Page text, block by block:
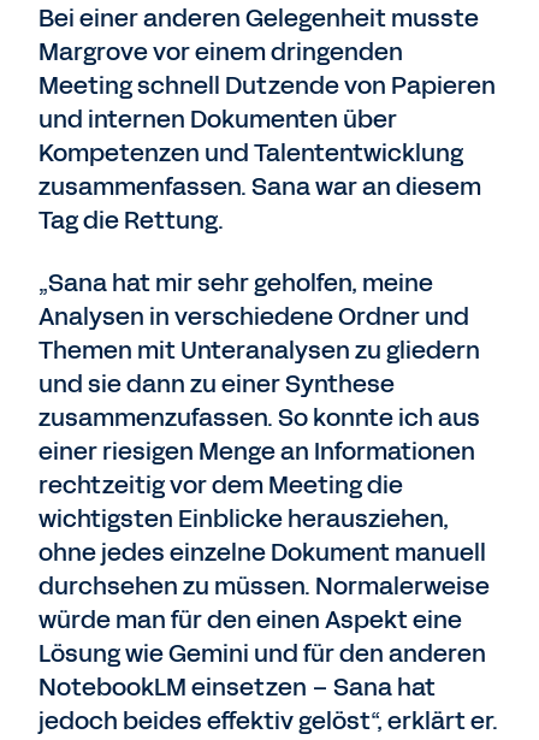
Bei einer anderen Gelegenheit musste
Margrove vor einem dringenden
Meeting schnell Dutzende von Papieren
und internen Dokumenten über
Kompetenzen und Talententwicklung
zusammenfassen. Sana war an diesem
Tag die Rettung.
„Sana hat mir sehr geholfen, meine
Analysen in verschiedene Ordner und
Themen mit Unteranalysen zu gliedern
und sie dann zu einer Synthese
zusammenzufassen. So konnte ich aus
einer riesigen Menge an Informationen
rechtzeitig vor dem Meeting die
wichtigsten Einblicke herausziehen,
ohne jedes einzelne Dokument manuell
durchsehen zu müssen. Normalerweise
würde man für den einen Aspekt eine
Lösung wie Gemini und für den anderen
NotebookLM einsetzen – Sana hat
jedoch beides effektiv gelöst“, erklärt er.